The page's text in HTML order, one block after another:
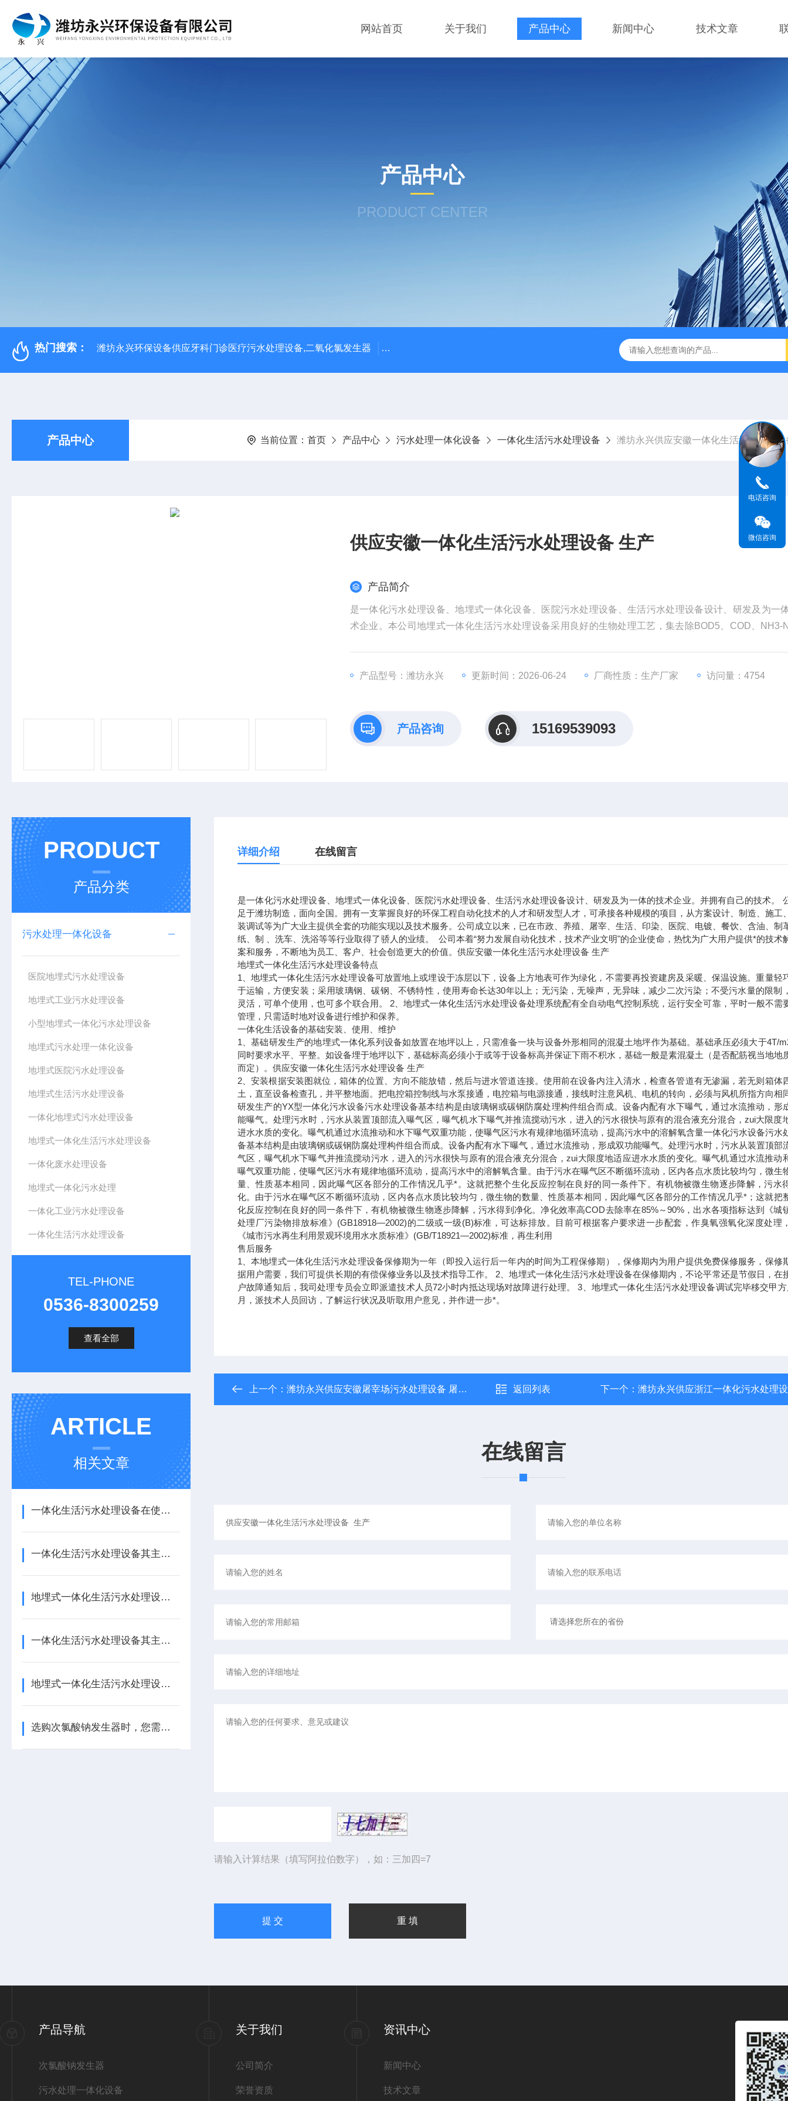
网站首页 关于我们 产品中心 新闻中心 技术文章
产品中心
PRODUCT CENTER
热门搜索： 潍坊永兴环保设备供应牙科门诊医疗污水处理设备,二氧化氯发生器 潍坊永兴环保设备公司供应四川成都一体化污水处理设备 电解法次氯酸钠发生器 二氧化氯发
产品中心 当前位置： 首页 产品中心 污水处理一体化设备 一体化生活污水处理设备 潍坊永兴供应安徽一体化生活污水处理设
供应安徽一体化生活污水处理设备 生产
产品简介
是一体化污水处理设备、地埋式一体化设备、医院污水处理设备、生活污水处理设备设计、研发及为一
术企业。本公司地埋式一体化生活污水处理设备采用良好的生物处理工艺，集去除BOD5、COD、NH3-
产品型号：潍坊永兴
更新时间：2026-06-24 厂商性质：生产厂家 访问量：4754
产品咨询 15169539093
PRODUCT
产品分类
污水处理一体化设备
医院地埋式污水处理设备
地埋式工业污水处理设备
小型地埋式一体化污水处理设备
地埋式污水处理一体化设备
地埋式医院污水处理设备
地埋式生活污水处理设备
一体化地埋式污水处理设备
地埋式一体化生活污水处理设备
一体化废水处理设备
地埋式一体化污水处理
一体化工业污水处理设备
一体化生活污水处理设备
TEL-PHONE
0536-8300259
查看全部
ARTICLE
相关文章
一体化生活污水处理设备在使用方面还是有些要领的
一体化生活污水处理设备其主要特点如下
地埋式一体化生活污水处理设备优势介绍
一体化生活污水处理设备其主要的结构都有哪些特点呢？
地埋式一体化生活污水处理设备生产工艺有待提高
选购次氯酸钠发生器时，您需要考虑以下几个关键因素
详细介绍 在线留言
是一体化污水处理设备、地埋式一体化设备、医院污水处理设备、生活污水处理设备设计、研发及为一体的技术企业。并拥有自己的技术。
足于潍坊制造，面向全国。拥有一支掌握良好的环保工程自动化技术的人才和研发型人才，可承接各种规模的项目，从方案设计、制造、施工
装调试等为广大业主提供全套的功能实现以及技术服务。公司成立以来，已在市政、养殖、屠宰、生活、印染、医院、电镀、餐饮、含油、制
纸、制 、洗车、洗浴等等行业取得了骄人的业绩。 公司本着“努力发展自动化技术，技术产业文明"的企业使命，热忱为广大用户提供*的技术
案和服务，不断地为员工、客户、社会创造更大的价值。供应安徽一体化生活污水处理设备 生产
地埋式一体化生活污水处理设备特点
1、地埋式一体化生活污水处理设备可放置地上或埋设于冻层以下，设备上方地表可作为绿化，不需要再投资建房及采暖、保温设施。重量轻
于运输，方便安装；采用玻璃钢、碳钢、不锈特性，使用寿命长达30年以上；无污染，无噪声，无异味，减少二次污染；不受污水量的限制
灵活，可单个使用，也可多个联合用。 2、地埋式一体化生活污水处理设备处理系统配有全自动电气控制系统，运行安全可靠，平时一般不需
管理，只需适时地对设备进行维护和保养。
一体化生活设备的基础安装、使用、维护
1、基础研发生产的地埋式一体化系列设备如放置在地坪以上，只需准备一块与设备外形相同的混凝土地坪作为基础。基础承压必须大于4T/
同时要求水平、平整。如设备埋于地坪以下，基础标高必须小于或等于设备标高并保证下雨不积水，基础一般是素混凝土（是否配筋视当地地
而定）。供应安徽一体化生活污水处理设备 生产
2、安装根据安装图就位，箱体的位置、方向不能放错，然后与进水管道连接。使用前在设备内注入清水，检查各管道有无渗漏，若无则箱体
土，直至设备检查孔，并平整地面。把电控箱控制线与水泵接通，电控箱与电源接通，接线时注意风机、电机的转向，必须与风机所指方向相
研发生产的YX型一体化污水设备污水处理设备基本结构是由玻璃钢或碳钢防腐处理构件组合而成。设备内配有水下曝气，通过水流推动，形
能曝气。处理污水时，污水从装置顶部流入曝气区，曝气机水下曝气并推流搅动污水，进入的污水很快与原有的混合液充分混合，zui大限度
进水水质的变化。曝气机通过水流推动和水下曝气双重功能，使曝气区污水有规律地循环流动，提高污水中的溶解氧含量一体化污水设备污水
备基本结构是由玻璃钢或碳钢防腐处理构件组合而成。设备内配有水下曝气，通过水流推动，形成双功能曝气。处理污水时，污水从装置顶部
气区，曝气机水下曝气并推流搅动污水，进入的污水很快与原有的混合液充分混合，zui大限度地适应进水水质的变化。曝气机通过水流推动
曝气双重功能，使曝气区污水有规律地循环流动，提高污水中的溶解氧含量。由于污水在曝气区不断循环流动，区内各点水质比较均匀，微生
量、性质基本相同，因此曝气区各部分的工作情况几乎*。这就把整个生化反应控制在良好的同一条件下。有机物被微生物逐步降解，污水
化。由于污水在曝气区不断循环流动，区内各点水质比较均匀，微生物的数量、性质基本相同，因此曝气区各部分的工作情况几乎*；这就把
化反应控制在良好的同一条件下，有机物被微生物逐步降解，污水得到净化。净化效率高COD去除率在85%～90%，出水各项指标达到《城
处理厂污染物排放标准》(GB18918—2002)的二级或一级(B)标准，可达标排放。目前可根据客户要求进一步配套，作臭氧强氧化深度处理
《城市污水再生利用景观环境用水水质标准》(GB/T18921—2002)标准，再生利用
售后服务
1、本地埋式一体化生活污水处理设备保修期为一年（即投入运行后一年内的时间为工程保修期），保修期内为用户提供免费保修服务，保修
据用户需要，我们可提供长期的有偿保修业务以及技术指导工作。 2、地埋式一体化生活污水处理设备在保修期内，不论平常还是节假日，在
户故障通知后，我司处理专员会立即派遣技术人员72小时内抵达现场对故障进行处理。 3、地埋式一体化生活污水处理设备调试完毕移交甲
月，派技术人员回访，了解运行状况及听取用户意见，并作进一步*。
上一个： 潍坊永兴供应安徽屠宰场污水处理设备 屠宰废水一体化设备 返回列表 下一个： 潍坊永兴供应浙江一体化污水处理
在线留言
请输入计算结果（填写阿拉伯数字），如：三加四=7
产品导航
次氯酸钠发生器
污水处理一体化设备
关于我们
公司简介
荣誉资质
资讯中心
新闻中心
技术文章
电话咨询
微信咨询